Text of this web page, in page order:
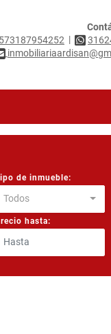
|
de inmueble:
Todos
hasta: